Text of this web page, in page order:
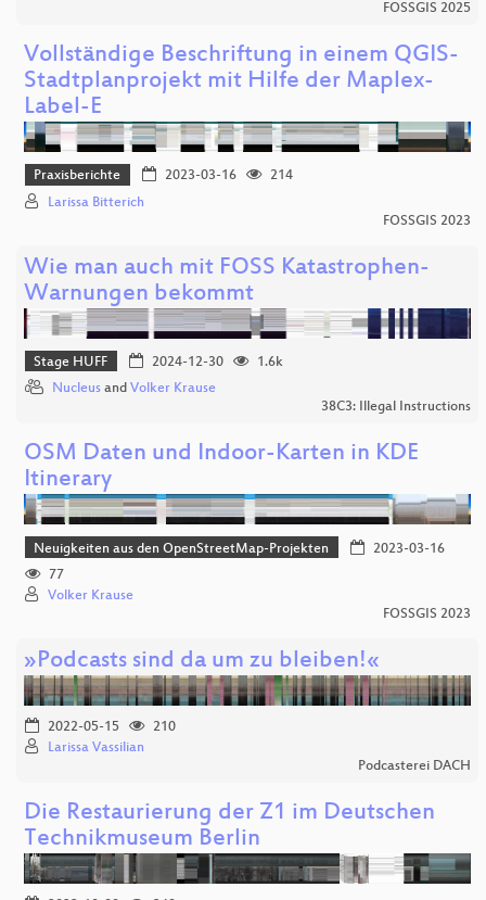
FOSSGIS 2025
Vollständige Beschriftung in einem QGIS-
Stadtplanprojekt mit Hilfe der Maplex-
Label-E
Praxisberichte 2023-03-16
214
Larissa Bitterich
FOSSGIS 2023
Wie man auch mit FOSS Katastrophen-
Warnungen bekommt
Stage HUFF 2024-12-30
1.6k
Nucleus and Volker Krause
38C3: Illegal Instructions
OSM Daten und Indoor-Karten in KDE
Itinerary
Neuigkeiten aus den OpenStreetMap-Projekten
2023-03-16
77
Volker Krause
FOSSGIS 2023
»Podcasts sind da um zu bleiben!«
2022-05-15
210
Larissa Vassilian
Podcasterei DACH
Die Restaurierung der Z1 im Deutschen
Technikmuseum Berlin